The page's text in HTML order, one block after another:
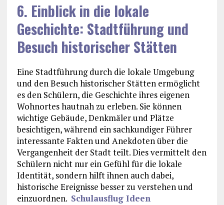
6. Einblick in die lokale
Geschichte: Stadtführung und
Besuch historischer Stätten
Eine Stadtführung durch die lokale Umgebung
und den Besuch historischer Stätten ermöglicht
es den Schülern, die Geschichte ihres eigenen
Wohnortes hautnah zu erleben. Sie können
wichtige Gebäude, Denkmäler und Plätze
besichtigen, während ein sachkundiger Führer
interessante Fakten und Anekdoten über die
Vergangenheit der Stadt teilt. Dies vermittelt den
Schülern nicht nur ein Gefühl für die lokale
Identität, sondern hilft ihnen auch dabei,
historische Ereignisse besser zu verstehen und
einzuordnen. Schulausflug Ideen